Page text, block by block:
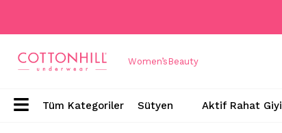
Women’s Beauty
Sütyen Aktif Rahat